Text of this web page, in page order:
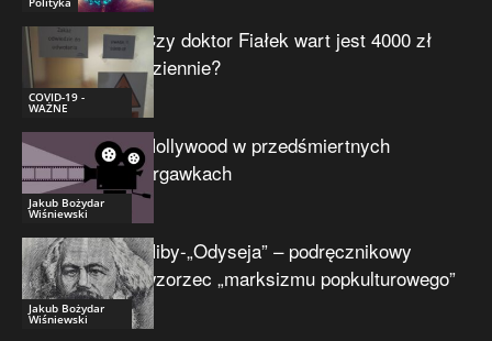
COVID-19 -
WAŻNE
Czy doktor Fiałek wart jest 4000 zł
dziennie?
Jakub Bożydar
Wiśniewski
Hollywood w przedśmiertnych
drgawkach
Jakub Bożydar
Wiśniewski
Niby-„Odyseja” – podręcznikowy
wzorzec „marksizmu popkulturowego”